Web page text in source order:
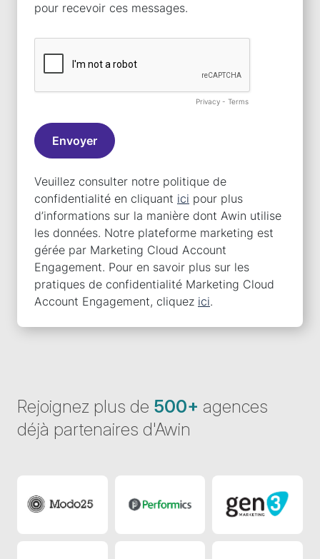
Rejoignez plus de 500+ agences
déjà partenaires d'Awin
Agency 8 Agency 7 Agency 6